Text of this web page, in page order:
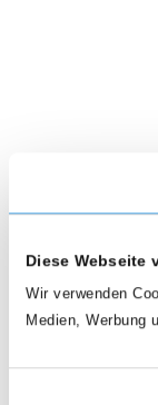
Diese Webseite
Wir verwenden
Medien, Werbung